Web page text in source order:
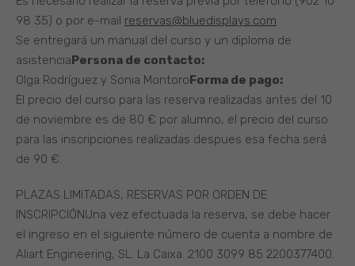
98 35) o por e-mail reservas@bluedisplays.com
Se entregará un manual del curso y un diploma de
asistenciaPersona de contacto:
Olga Rodríguez y Sonia MontoroForma de pago:
El precio del curso para las reserva realizadas antes del 10
de noviembre es de 80 € por alumno, el precio del curso
para las inscripciones realizadas despues esa fecha será
de 90 €.
PLAZAS LIMITADAS, RESERVAS POR ORDEN DE
INSCRIPCIÓNUna vez efectuada la reserva, se debe hacer
el ingreso en el siguiente número de cuenta a nombre de
Aliart Engineering, SL. La Caixa. 2100 3099 85 2200377400.